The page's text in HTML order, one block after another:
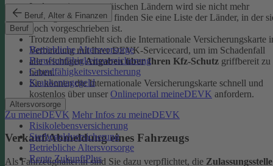
Beruf, Alter & Finanzen
Beruf
Betriebliche Altersvorsorge
Berufsunfähigkeitsversicherung
Grundfähigkeitsversicherung
Krankentagegeld
Altersvorsorge
Risikolebensversicherung
Sterbegeldversicherung
Betriebliche Altersvorsorge
Rente ZukunftPlus
In den meisten europäischen Ländern wird sie nicht mehr
verlangt. In denFAQ
finden Sie eine Liste der Länder, in der
noch vorgeschrieben ist.
Trotzdem empfiehlt sich die Internationale Versicherungskarte
Verbindung mit Ihrer DEVK-Servicecard, um im Schadenfall
alle wichtigenAngaben über Ihren Kfz-Schutz griffbereit zu
haben.
Sie können die Internationale Versicherungskarte schnell und
kostenlos über unser Onlineportal meineDEVK anfordern.
Zu meineDEVK Mehr Infos zu meineDEVK
Verkauf/Abmeldung eines Fahrzeugs
Als Fahrzeughalter:in sind Sie dazu verpflichtet, die Zulassungsstelle